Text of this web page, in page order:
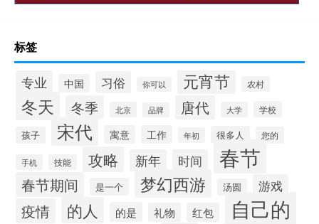
标签
专业 中国 习俗 你可以 元宵节 农村
冬天 冬季 北京 品牌 唐代 大学 学校
孩子 宋代 寓意 工作 年初 很多人 您的
手机 技能 攻略 新年 时间 春节
春节期间 是一个 梦幻西游 汤圆 游戏
疫情 的人 的是 礼物 红包 自己的